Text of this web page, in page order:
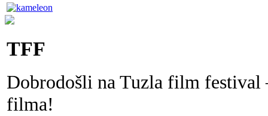
TFF
Dobrodošli na Tuzla film festival
filma!